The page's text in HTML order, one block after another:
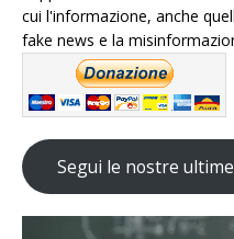
cui l'informazione, anche
fake news e la
Segui le nostre